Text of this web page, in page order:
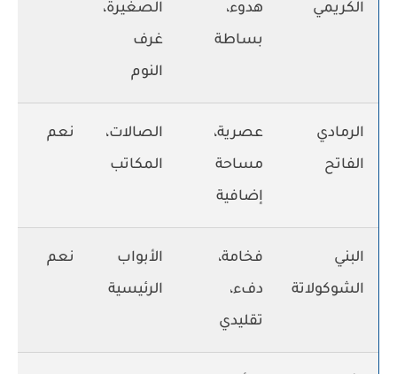
الكريمي
هدوء،
بساطة
الصغيرة،
غرف
النوم
الرمادي
الفاتح
عصرية،
مساحة
إضافية
الصالات،
المكاتب
نعم
البني
الشوكولاتة
فخامة،
دفء،
تقليدي
الأبواب
الرئيسية
نعم